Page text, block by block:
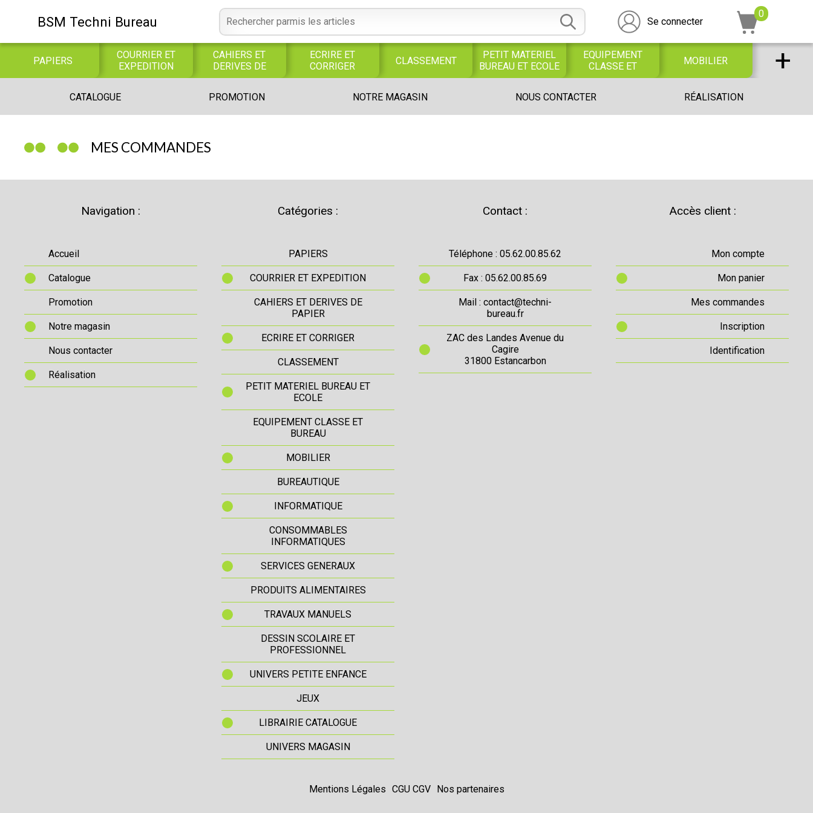
BSM Techni Bureau Se connecter
0
PAPIERS
COURRIER ET
EXPEDITION
CAHIERS ET
DERIVES DE
PAPIER
ECRIRE ET
CORRIGER
CLASSEMENT
PETIT MATERIEL
BUREAU ET ECOLE
EQUIPEMENT
CLASSE ET
BUREAU
MOBILIER
BUREAUTIQUE INFORMATIQUE
INFORMATIQUES
ALIMENTAIRES
MANUELS
PROFESSIONNEL
UNIVERS PETITE
ENFANCE
+
CATALOGUE PROMOTION NOTRE MAGASIN NOUS CONTACTER RÉALISATION
MES COMMANDES
Navigation :
Accueil
Catalogue
Promotion
Notre magasin
Nous contacter
Réalisation
Catégories :
PAPIERS
COURRIER ET EXPEDITION
CAHIERS ET DERIVES DE
PAPIER
ECRIRE ET CORRIGER
CLASSEMENT
PETIT MATERIEL BUREAU ET
ECOLE
EQUIPEMENT CLASSE ET
BUREAU
MOBILIER
BUREAUTIQUE
INFORMATIQUE
CONSOMMABLES
INFORMATIQUES
SERVICES GENERAUX
PRODUITS ALIMENTAIRES
TRAVAUX MANUELS
DESSIN SCOLAIRE ET
PROFESSIONNEL
UNIVERS PETITE ENFANCE
JEUX
LIBRAIRIE CATALOGUE
UNIVERS MAGASIN
Contact :
Téléphone : 05.62.00.85.62
Fax : 05.62.00.85.69
Mail : contact@techni-
bureau.fr
ZAC des Landes Avenue du
Cagire
31800 Estancarbon
Accès client :
Mon compte
Mon panier
Mes commandes
Inscription
Identification
Mentions Légales CGU CGV Nos partenaires